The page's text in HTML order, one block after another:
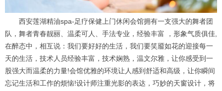
西安莲湖精油spa-足疗保健上门休闲会馆拥有一支强大的舞者团
队，舞者青春靓丽、温柔可人、手法专业，经验丰富 ，形象气质俱佳,
在醉态中，相互说：我们要好好的生活，我们要笑靥如花的迎接每一
天的生活，技术人员经验丰富，技术娴熟，温文尔雅，让你感受到一
股强大而温柔的力量!会馆优雅的环境让人感到舒适和高级，让你瞬间
忘记生活和工作的烦恼!设计师注重光影的表达，巧妙的天窗设计，将